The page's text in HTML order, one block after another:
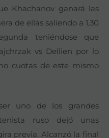
Khachanov ganará las
de ellas saliendo a 1,30
teniéndose que
vs Dellien por lo
cuotas de este mismo
uno de los grandes
ruso dejó unas
previa. Alcanzó la final